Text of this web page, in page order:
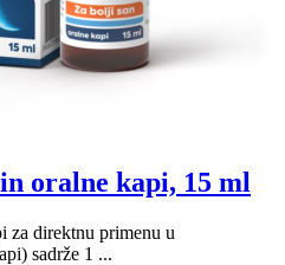
oralne kapi, 15 ml
za direktnu primenu u
sadrže 1 ...